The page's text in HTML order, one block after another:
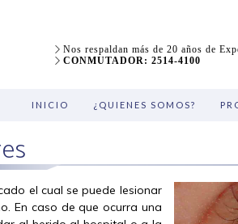
Nos respaldan más de 20 años de
CONMUTADOR: 2514-4100
INICIO ¿QUIENES SOMOS?
el cual se puede lesionar
En caso de que ocurra una